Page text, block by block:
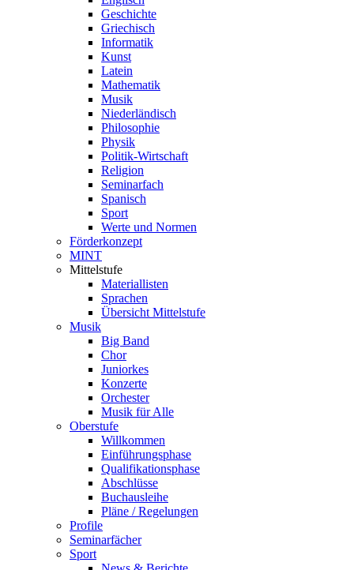
Geschichte
Griechisch
Informatik
Kunst
Latein
Mathematik
Musik
Niederländisch
Philosophie
Physik
Politik-Wirtschaft
Religion
Seminarfach
Spanisch
Sport
Werte und Normen
Förderkonzept
MINT
Mittelstufe
Materiallisten
Sprachen
Übersicht Mittelstufe
Musik
Big Band
Chor
Juniorkes
Konzerte
Orchester
Musik für Alle
Oberstufe
Willkommen
Einführungsphase
Qualifikationsphase
Abschlüsse
Buchausleihe
Pläne / Regelungen
Profile
Seminarfächer
Sport